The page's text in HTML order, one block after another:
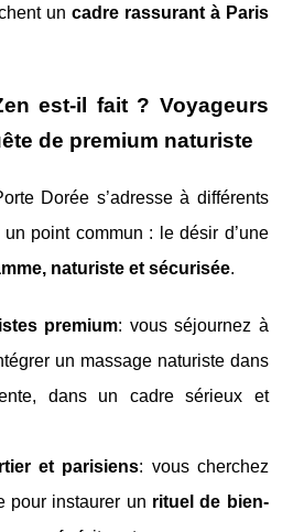
uncadre rassurant à Paris
est-il fait ? Voyageurs
de premium naturiste
Dorée s’adresse à différents
point commun : le désir d’une
naturiste et sécurisée.
premium: vous séjournez à
un massage naturiste dans
dans un cadre sérieux et
et parisiens: vous cherchez
pour instaurer un rituel de bien-